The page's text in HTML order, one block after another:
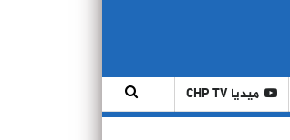
ميديا CHP TV